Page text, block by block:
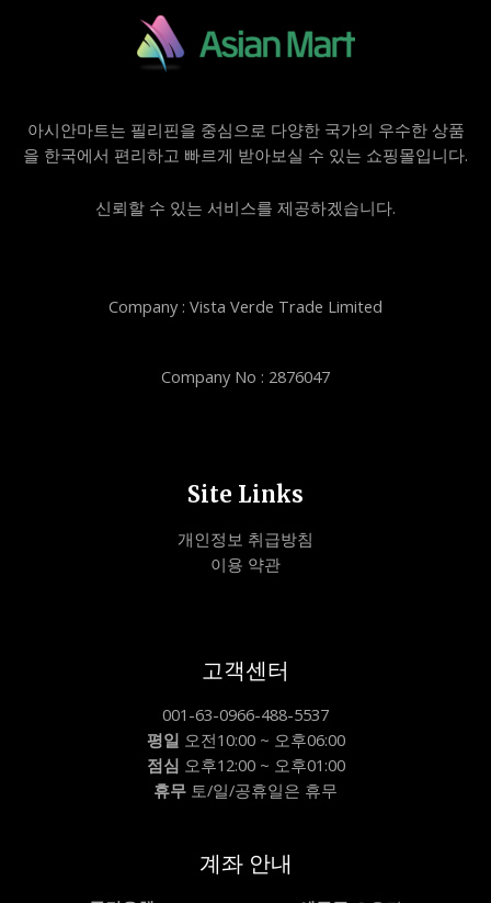
아시안마트는 필리핀을 중심으로 다양한 국가의 우수한 상품
을 한국에서 편리하고 빠르게 받아보실 수 있는 쇼핑몰입니다.
신뢰할 수 있는 서비스를 제공하겠습니다.
Company : Vista Verde Trade Limited
Company No : 2876047
Site Links
개인정보 취급방침
이용 약관
고객센터
001-63-0966-488-5537
평일 오전10:00 ~ 오후06:00
점심 오후12:00 ~ 오후01:00
휴무 토/일/공휴일은 휴무
계좌 안내